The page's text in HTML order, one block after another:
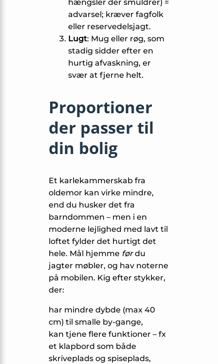
hængsler der smuldrer) =
advarsel; kræver fagfolk
eller reservedelsjagt.
Lugt: Mug eller røg, som
stadig sidder efter en
hurtig afvaskning, er
svær at fjerne helt.
Proportioner
der passer til
din bolig
Et karlekammerskab fra
oldemor kan virke mindre,
end du husker det fra
barndommen – men i en
moderne lejlighed med lavt til
loftet fylder det hurtigt det
hele. Mål hjemme førdu
jagter møbler, og hav noterne
på mobilen. Kig efter stykker,
der:
har mindre dybde (max 40
cm) til smalle by-gange,
kan tjene flere funktioner – fx
et klapbord som både
skriveplads og spiseplads,